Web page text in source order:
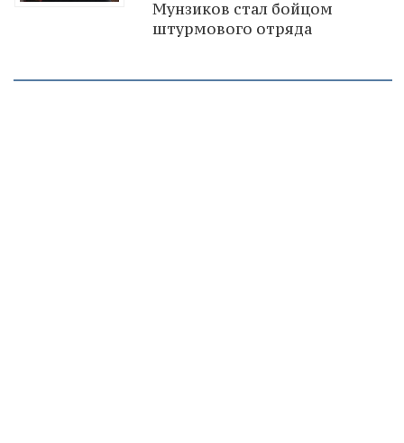
Мунзиков стал бойцом
штурмового отряда